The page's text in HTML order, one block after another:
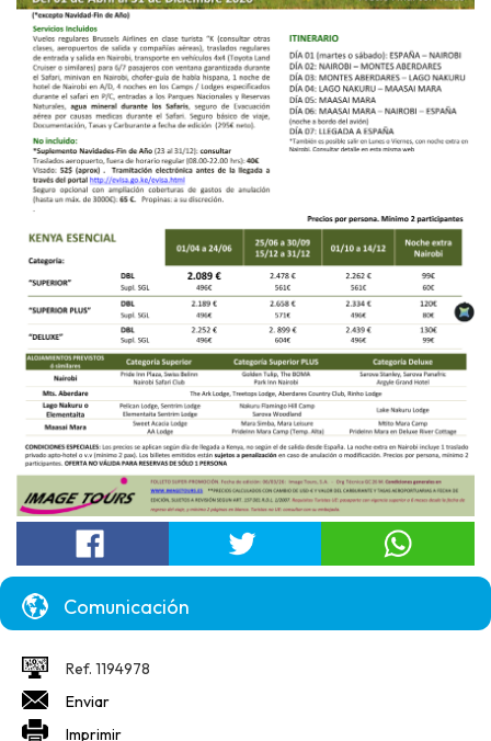
Comunicación
Ref. 1194978
Enviar
Imprimir